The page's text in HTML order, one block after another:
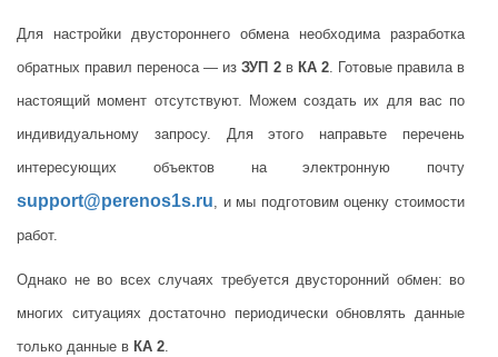
Для настройки двустороннего обмена необходима разработка
обратных правил переноса — изЗУП 2 в КА 2. Готовые правила в
настоящий момент отсутствуют. Можем создать их для вас по
индивидуальному запросу. Для этого направьте перечень
интересующих объектов на электронную почту
support@perenos1s.ru, и мы подготовим оценку стоимости
работ.
Однако не во всех случаях требуется двусторонний обмен: во
многих ситуациях достаточно периодически обновлять данные
только данные в КА 2.